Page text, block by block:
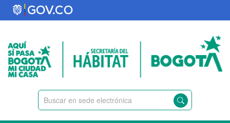
Pasar
al
principal